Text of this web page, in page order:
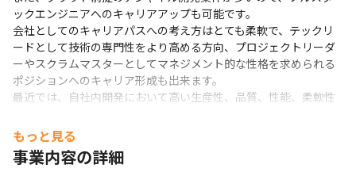
ックエンジニアへのキャリアアップも可能です。
会社としてのキャリアパスへの考え方はとても柔軟で、テックリ
ードとして技術の専門性をより高める方向、プロジェクトリーダ
ーやスクラムマスターとしてマネジメント的な性格を求められる
ポジションへのキャリア形成も出来ます。
最近では、自社内開発において高い生産性、品質、性能、柔軟性
高まる中で、同時にお客様からの期待に直接的に対応する機会も
増えており、とてもやりがいを持って仕事に臨む事で、価値の高い
エンジニアへのキャリアを築く事が出来ます。
もっと見る
事業内容の詳細